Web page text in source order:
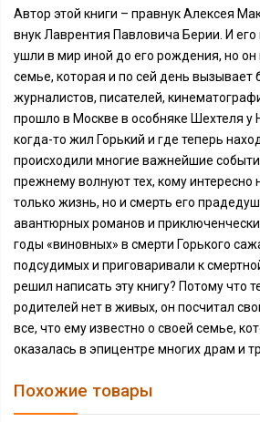
Автор этой книги – правнук Алексея
внук Лаврентия Павловича Берии. И
ушли в мир иной до его рождения, но
семье, которая и по сей день вызывает
журналистов, писателей,
прошло в Москве в особняке Шехтеля у
когда-то жил Горький и где теперь
происходили многие важнейшие
прежнему волнуют тех, кому
только жизнь, но и смерть его
авантюрных романов и
годы «виновных» в смерти Горького
подсудимых и приговаривали к
решил написать эту книгу? Потому что
родителей нет в живых, он посчитал
все, что ему известно о своей семье,
оказалась в эпицентре многих драм и
Похожие товары